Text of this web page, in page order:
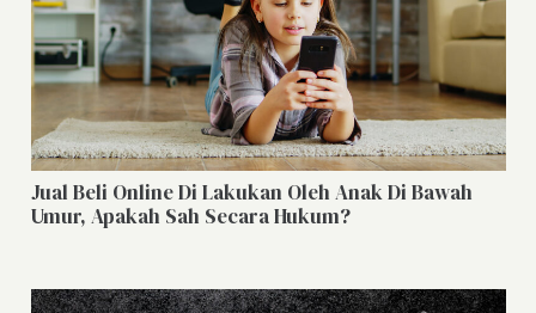
Jual Beli Online Di Lakukan Oleh Anak Di Bawah
Umur, Apakah Sah Secara Hukum?